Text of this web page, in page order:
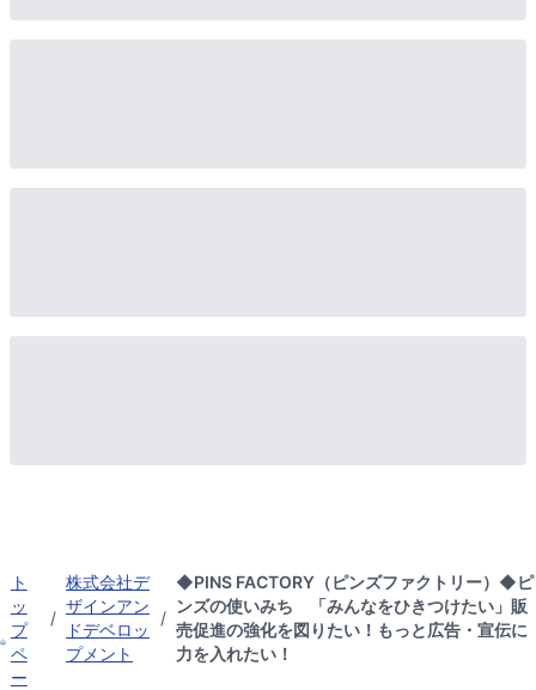
ト
ッ
プ
ペ
ー
/
株式会社デ
ザインアン
ドデベロッ
プメント
/
◆PINS FACTORY（ピンズファクトリー）◆ピ
ンズの使いみち 「みんなをひきつけたい」販
売促進の強化を図りたい！もっと広告・宣伝に
力を入れたい！